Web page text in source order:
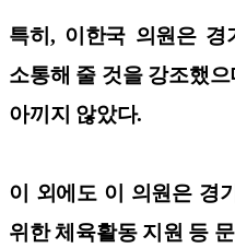
특히, 이한국 의원은 경
소통해 줄 것을 강조했
아끼지 않았다.
이 외에도 이 의원은 경
위한 체육활동 지원 등